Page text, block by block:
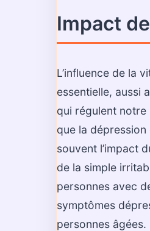
Impact
L’influence de la
essentielle, aussi
qui régulent notre
que la dépression
souvent l’impact
de la simple
personnes avec
symptômes
personnes âgées.